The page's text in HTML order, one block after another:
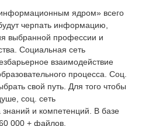
ядром» всего
черпать информацию,
выбранной профессии и
Социальная сеть
взаимодействие
процесса. Соц.
свой путь. Для того чтобы
соц. сеть
знаний и компетенций. В базе
000 + файлов.